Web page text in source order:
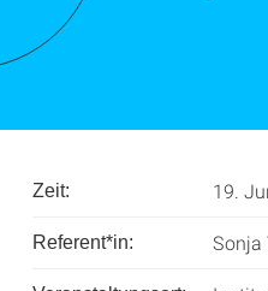
Zeit: 19.
Referent*in: Sonja